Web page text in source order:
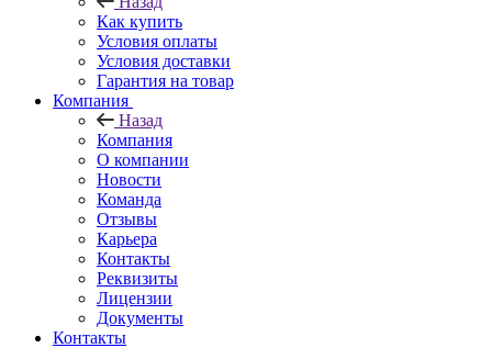
Как купить
Условия оплаты
Условия доставки
Гарантия на товар
Компания
Назад
Компания
О компании
Новости
Команда
Отзывы
Карьера
Контакты
Реквизиты
Лицензии
Документы
Контакты